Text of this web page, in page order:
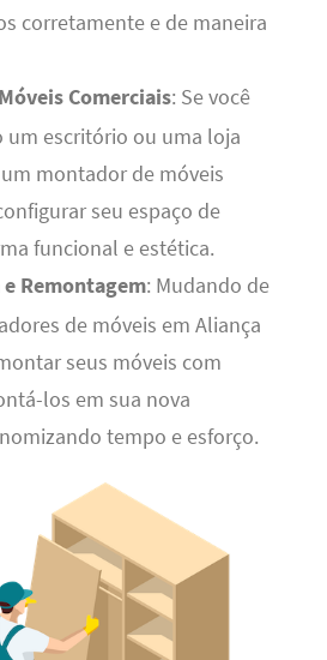
corretamente e de maneira
Comerciais: Se você
um escritório ou uma loja
um montador de móveis
seu espaço de
funcional e estética.
Remontagem: Mudando de
de móveis em Aliança
seus móveis com
los em sua nova
tempo e esforço.